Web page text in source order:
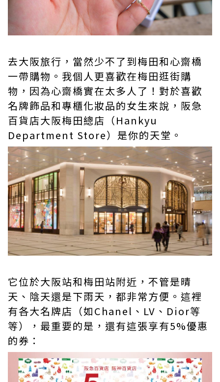
去大阪旅行，當然少不了到梅田和心齋橋
一帶購物。我個人更喜歡在梅田逛街購
物，因為心齋橋實在太多人了！對於喜歡
名牌飾品和專櫃化妝品的女生來說，阪急
百貨店大阪梅田總店（Hankyu
Department Store）是你的天堂。
它位於大阪站和梅田站附近，不管是晴
天、陰天還是下雨天，都非常方便。這裡
有各大名牌店（如Chanel、LV、Dior等
等），最重要的是，還有這張享有5%優惠
的券：